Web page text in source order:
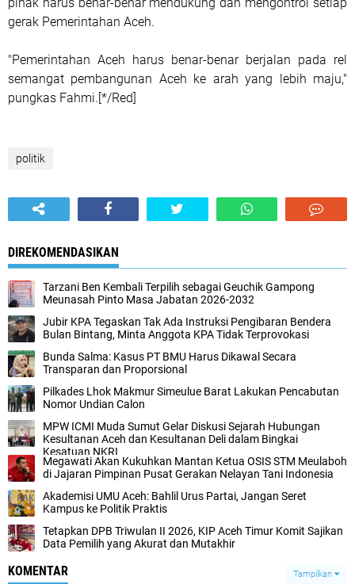
gerak Pemerintahan Aceh.
"Pemerintahan Aceh harus benar-benar berjalan pada rel
semangat pembangunan Aceh ke arah yang lebih maju,"
pungkas Fahmi.[*/Red]
politik
DIREKOMENDASIKAN
Tarzani Ben Kembali Terpilih sebagai Geuchik Gampong
Meunasah Pinto Masa Jabatan 2026-2032
Jubir KPA Tegaskan Tak Ada Instruksi Pengibaran Bendera
Bulan Bintang, Minta Anggota KPA Tidak Terprovokasi
Bunda Salma: Kasus PT BMU Harus Dikawal Secara
Transparan dan Proporsional
Pilkades Lhok Makmur Simeulue Barat Lakukan Pencabutan
Nomor Undian Calon
MPW ICMI Muda Sumut Gelar Diskusi Sejarah Hubungan
Kesultanan Aceh dan Kesultanan Deli dalam Bingkai
Kesatuan NKRI
Megawati Akan Kukuhkan Mantan Ketua OSIS STM Meulaboh
di Jajaran Pimpinan Pusat Gerakan Nelayan Tani Indonesia
Akademisi UMU Aceh: Bahlil Urus Partai, Jangan Seret
Kampus ke Politik Praktis
Tetapkan DPB Triwulan II 2026, KIP Aceh Timur Komit Sajikan
Data Pemilih yang Akurat dan Mutakhir
KOMENTAR Tampilkan